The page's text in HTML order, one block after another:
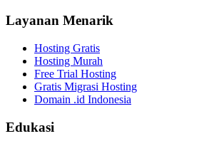
Layanan Menarik
Hosting Gratis
Hosting Murah
Free Trial Hosting
Gratis Migrasi Hosting
Domain .id Indonesia
Edukasi